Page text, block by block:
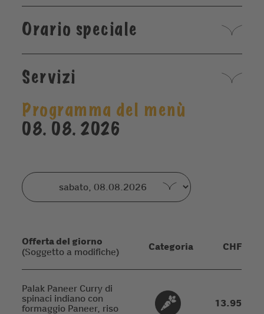
Orario speciale
Servizi
Programma del menù
08. 08. 2026
Offerta del giorno
(Soggetto a modifiche) Categoria CHF
Palak Paneer Curry di
spinaci indiano con
formaggio Paneer, riso
13.95